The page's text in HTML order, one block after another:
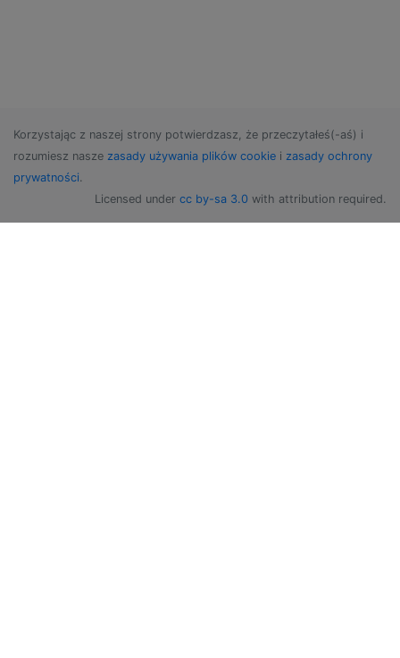
Korzystając z naszej strony potwierdzasz, że przeczytałeś(-aś) i
rozumiesz nasze zasady używania plików cookie i zasady ochrony
prywatności.
Licensed under cc by-sa 3.0 with attribution required.